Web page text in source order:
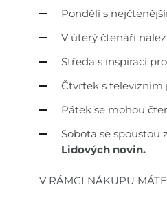
Pondělí s
V úterý čtenáři
Středa s inspirací
Čtvrtek s televizním
Pátek se mohou
Sobota se spoustou
Lidových novin.
V RÁMCI NÁKUPU